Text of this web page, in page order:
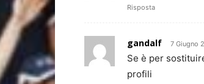
Risposta
gandalf 7 Giugno
Se è per
profili